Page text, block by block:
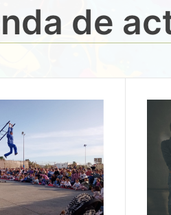
de